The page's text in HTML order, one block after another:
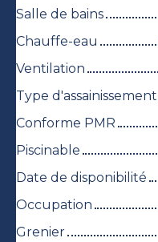
Salle de bains
Chauffe-eau
Ventilation
Type d'assainissement
Conforme PMR
Piscinable
Date de disponibilité
Occupation
Grenier